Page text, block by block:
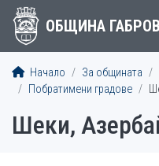
ОБЩИНА
Начало За общината
Побратимени градове
Шеки,